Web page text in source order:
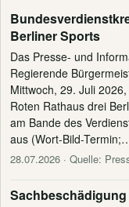
Berliner Sports
Das Presse- und
Regierende
Mittwoch, 29. Juli
Roten Rathaus drei
am Bande des
aus (Wort-Bild-
28.07.2026 · Quelle: